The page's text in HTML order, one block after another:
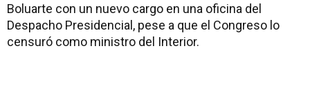
Boluarte con un nuevo cargo en una oficina del
Despacho Presidencial, pese a que el Congreso lo
censuró como ministro del Interior.